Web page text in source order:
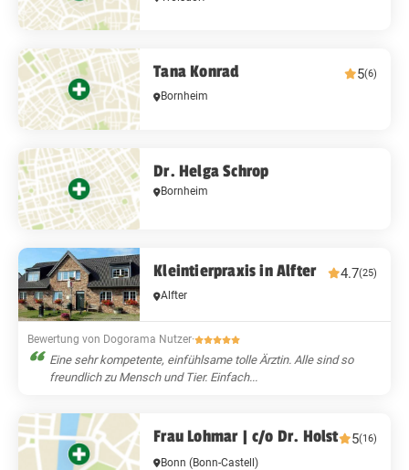
Tana Konrad 5(6)
Bornheim
Dr. Helga Schrop
Bornheim
Kleintierpraxis in Alfter 4.7(25)
Alfter
Bewertung von Dogorama Nutzer·
Eine sehr kompetente, einfühlsame tolle Ärztin. Alle sind so
freundlich zu Mensch und Tier. Einfach...
Frau Lohmar | c/o Dr. Holst 5(16)
Bonn(Bonn-Castell)